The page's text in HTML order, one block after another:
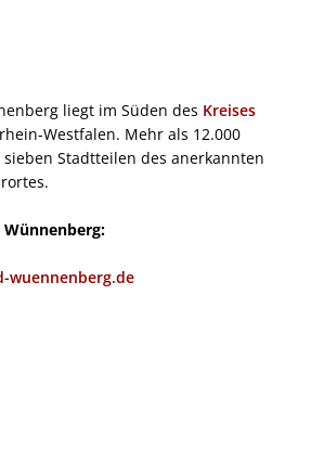
liegt im Süden des Kreises
Westfalen. Mehr als 12.000
Stadtteilen des anerkannten
Wünnenberg:
wuennenberg.de